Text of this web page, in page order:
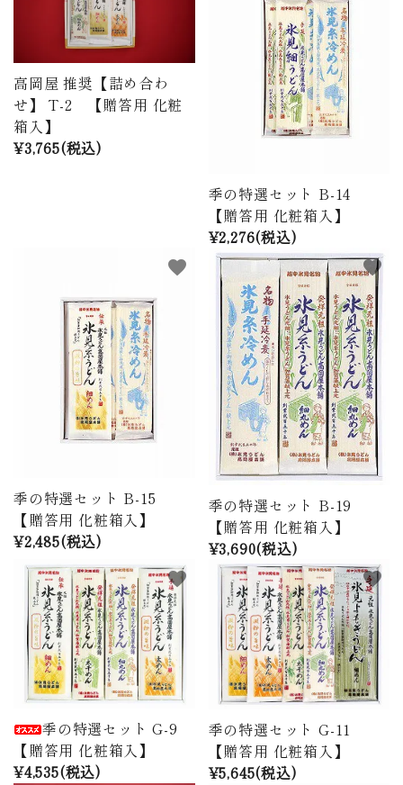
高岡屋 推奨【詰め合わ
せ】 T-2 【贈答用 化粧
箱入】
¥3,765(税込)
季の特選セット B-14
【贈答用 化粧箱入】
¥2,276(税込)
季の特選セット B-15
【贈答用 化粧箱入】
¥2,485(税込)
favorite
季の特選セット B-19
【贈答用 化粧箱入】
¥3,690(税込)
favorite
季の特選セット G-9
【贈答用 化粧箱入】
¥4,535(税込)
favorite
季の特選セット G-11
【贈答用 化粧箱入】
¥5,645(税込)
favorite